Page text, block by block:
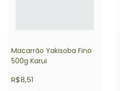
Macarrão Yakisoba Fino
500g Karui
R$8,51